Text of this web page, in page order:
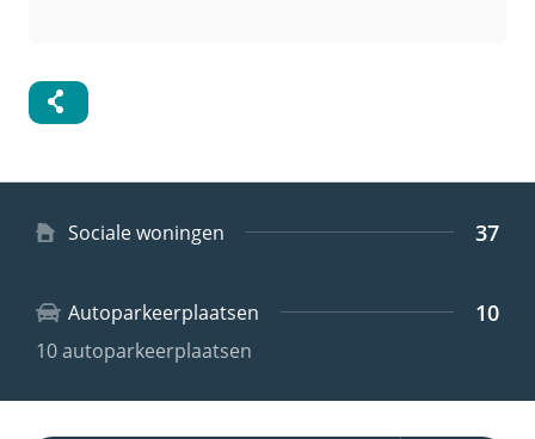
TypeSociale woningen 37
Autoparkeerplaatsen 10
10 autoparkeerplaatsen